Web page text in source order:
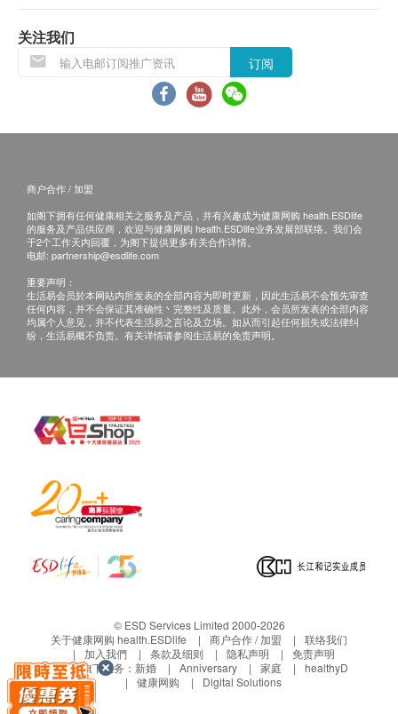
骨质密度检查(腰椎及股骨)
心血管疾病危险因子
基本健康评估
身高
血压
脉搏率
身高体重比例指数分析
总胆固醇
低密度胆固醇
甘油三酯
总及高密度胆固醇比例
糖尿
糖化血色素
白蛋白球蛋白比例
保留最后决定权。
所有健康检查/服务并非作为医务诊断或治疗用
health.ESDlife】并没有经营或提供本服务/产品。
有关此服务/产品的错漏或延误，或因使用此服务/
产品而引致的损失、损害、受伤或法律诉讼，健康
网购health.ESDlife概不负责。一切有关的索偿或
查询，须向提供服务之体检中心或商户提出。
关注我们
订阅
商户合作 / 加盟
如阁下拥有任何健康相关之服务及产品，并有兴趣成为健康网购 health.ESDlife
的服务及产品供应商，欢迎与健康网购 health.ESDlife业务发展部联络。我们会
于2个工作天内回覆，为阁下提供更多有关合作详情。
电邮: partnership@esdlife.com
重要声明：
生活易会员於本网站内所发表的全部内容为即时更新，因此生活易不会预先审查
任何内容，并不会保证其准确性丶完整性及质量。此外，会员所发表的全部内容
均属个人意见，并不代表生活易之言论及立场。如从而引起任何损失或法律纠
纷，生活易概不负责。有关详情请参阅生活易的免责声明。
© ESD Services Limited 2000-2026
关于健康网购 health.ESDlife
商户合作 / 加盟
联络我们
加入我們
条款及细则 隐私声明
免责声明
生活易旗下业务： 新婚 Anniversary 家庭
healthyD
健康网购
Digital Solutions